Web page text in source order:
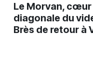
Le Morvan,
diagonale du
Brès de retour à